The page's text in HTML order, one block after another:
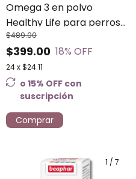
Omega 3 en polvo
Healthy Life para perros
Petmet 400 gr
$399.00
$489.00
18% OFF
24x$24.11
o 15% OFF con
suscripción
Comprar
1 / 7